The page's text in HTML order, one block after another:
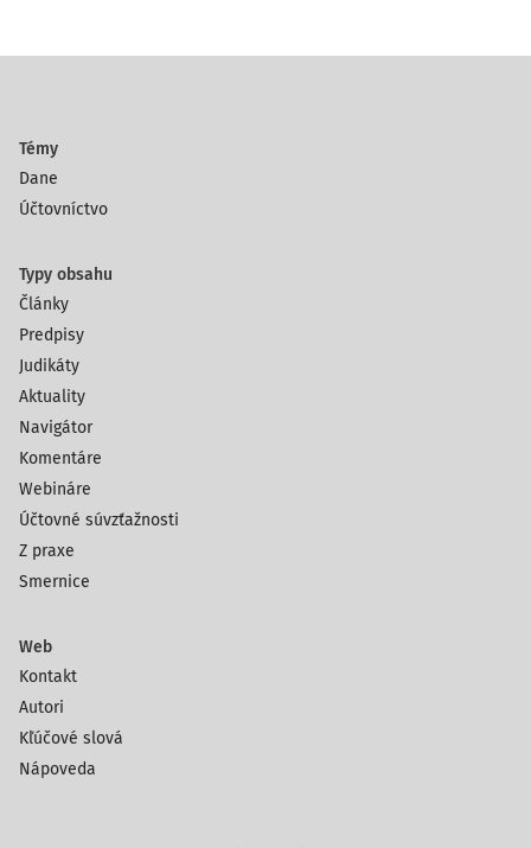
Témy
Dane
Účtovníctvo
Typy obsahu
Články
Predpisy
Judikáty
Aktuality
Navigátor
Komentáre
Webináre
Účtovné súvzťažnosti
Z praxe
Smernice
Web
Kontakt
Autori
Kľúčové slová
Nápoveda